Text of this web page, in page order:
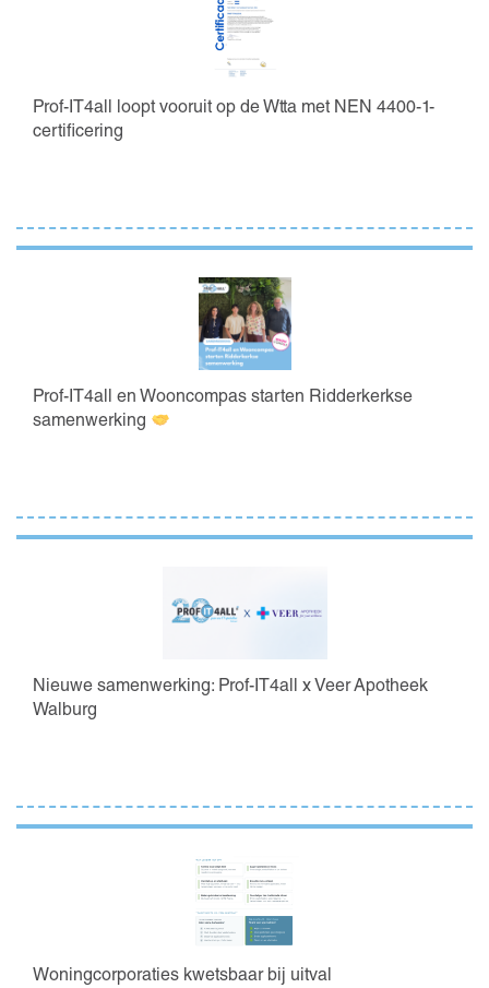
Prof-IT4all loopt vooruit op de Wtta met NEN 4400-1-
certificering
Prof-IT4all en Wooncompas starten Ridderkerkse
samenwerking
Nieuwe samenwerking: Prof-IT4all x Veer Apotheek
Walburg
Woningcorporaties kwetsbaar bij uitval